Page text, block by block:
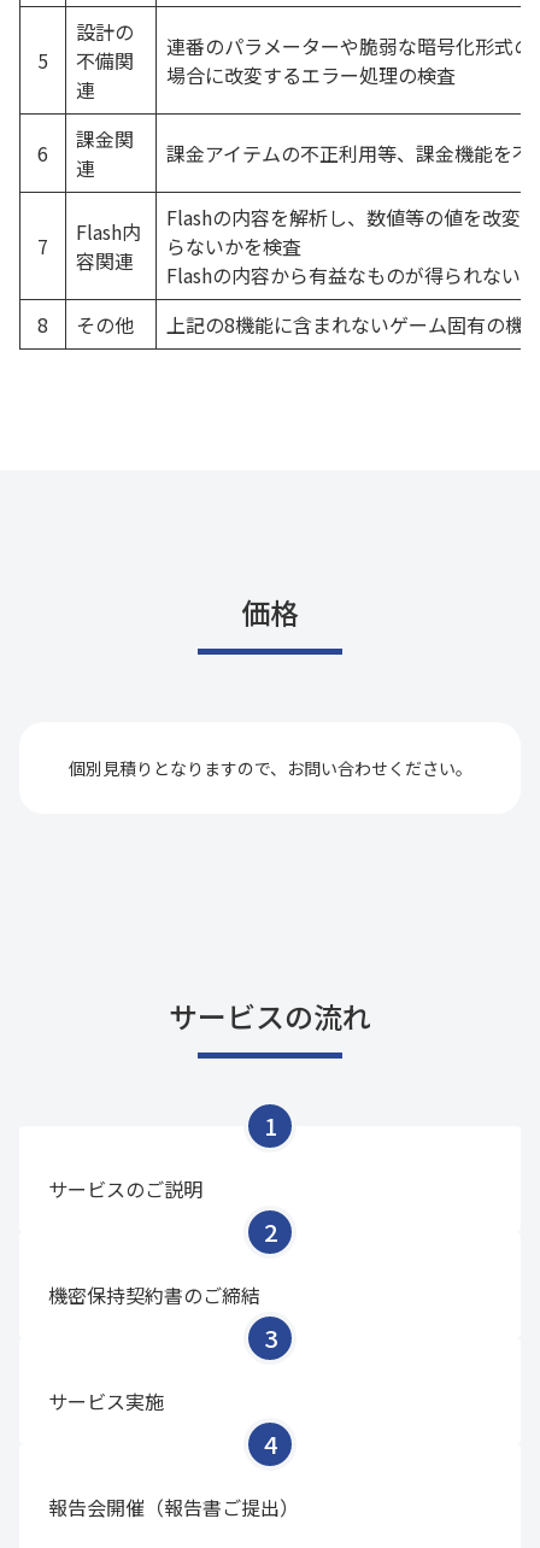
5
設計の
不備関
連
連番のパラメーターや脆弱な暗号化形式
場合に改変するエラー処理の検査
6
課金関
連
課金アイテムの不正利用等、課金機能を
7
Flash内
容関連
Flashの内容を解析し、数値等の値を改変
らないかを検査
Flashの内容から有益なものが得られない
8
その他 上記の8機能に含まれないゲーム固有の機
価格
個別見積りとなりますので、お問い合わせください。
サービスの流れ
サービスのご説明
機密保持契約書のご締結
サービス実施
報告会開催（報告書ご提出）